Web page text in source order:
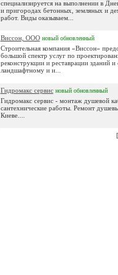
специализируется на выполнении в
и пригородах бетонных, земляных и
работ. Виды оказываем...
Виссон, ООО новый обновленный
Строительная компания «Виссон»
большой спектр услуг по
реконструкции и реставрации зданий
ландшафтному и и...
Гидромакс сервис новый обновленный
Гидромакс сервис - монтаж душевой
сантехнические работы. Ремонт
Киеве....